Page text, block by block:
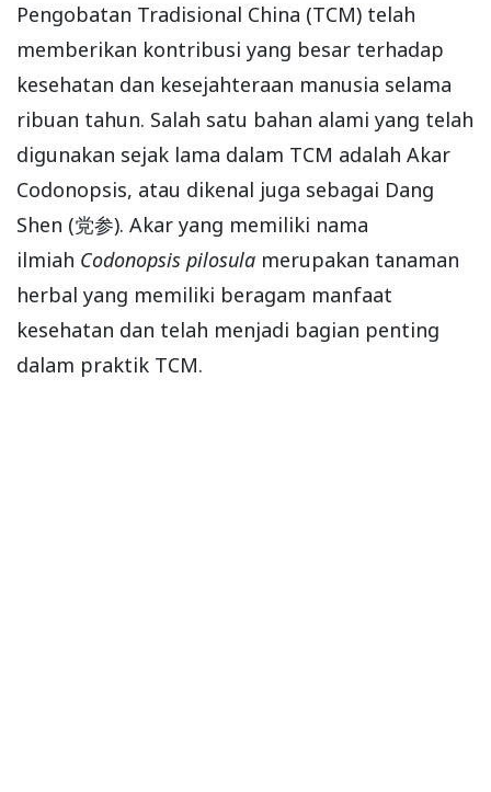
Pengobatan Tradisional China (TCM) telah
memberikan kontribusi yang besar terhadap
kesehatan dan kesejahteraan manusia selama
ribuan tahun. Salah satu bahan alami yang telah
digunakan sejak lama dalam TCM adalah Akar
Codonopsis, atau dikenal juga sebagai Dang
Shen (党参). Akar yang memiliki nama
ilmiah Codonopsis pilosula merupakan tanaman
herbal yang memiliki beragam manfaat
kesehatan dan telah menjadi bagian penting
dalam praktik TCM.